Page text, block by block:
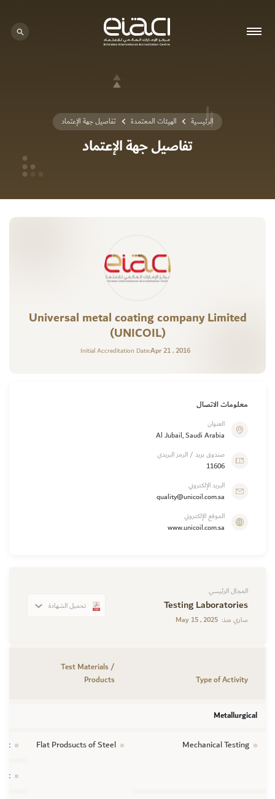
الرئيسية الهيئات المعتمدة تفاصيل جهة الإعتماد
تفاصيل جهة الإعتماد
Universal metal coating company Limited
(UNICOIL)
Initial Accreditation Date:Apr 21 , 2016
معلومات الاتصال
العنوان
Al Jubail, Saudi Arabia
صندوق بريد / الرمز البريدي
11606
البريد الإلكتروني
quality@unicoil.com.sa
الموقع الإلكتروني
www.unicoil.com.sa
المجال الرئيسي
Testing Laboratories
ساري منذ: May 15 , 2025
تحميل الشهادة
Type of Activity
Test Materials /
Products
Metallurgical
Mechanical Testing
Flat Prodsucts of Steel